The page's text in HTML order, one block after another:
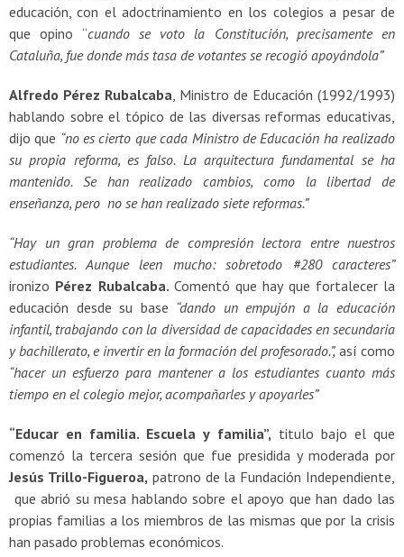
educación, con el adoctrinamiento en los colegios a pesar de
que opino “cuando se voto la Constitución, precisamente en
Cataluña, fue donde más tasa de votantes se recogió apoyándola”
Alfredo Pérez Rubalcaba , Ministro de Educación (1992/1993)
hablando sobre el tópico de las diversas reformas educativas,
dijo que “no es cierto que cada Ministro de Educación ha realizado
su propia reforma, es falso. La arquitectura fundamental se ha
mantenido. Se han realizado cambios, como la libertad de
enseñanza, pero no se han realizado siete reformas.”
“Hay un gran problema de compresión lectora entre nuestros
estudiantes. Aunque leen mucho: sobretodo #280 caracteres”
ironizo Pérez Rubalcaba. Comentó que hay que fortalecer la
educación desde su base “dando un empujón a la educación
infantil, trabajando con la diversidad de capacidades en secundaria
y bachillerato, e invertir en la formación del profesorado.”, así como
“hacer un esfuerzo para mantener a los estudiantes cuanto más
tiempo en el colegio mejor, acompañarles y apoyarles”
“Educar en familia. Escuela y familia”, titulo bajo el que
comenzó la tercera sesión que fue presidida y moderada por
Jesús Trillo-Figueroa, patrono de la Fundación Independiente,
que abrió su mesa hablando sobre el apoyo que han dado las
propias familias a los miembros de las mismas que por la crisis
han pasado problemas económicos.